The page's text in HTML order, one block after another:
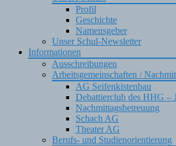
Profil
Geschichte
Namensgeber
Unser Schul-Newsletter
Informationen
Ausschreibungen
Arbeitsgemeinschaften /
AG Seifenkistenbau
Debattierclub des HHG –
Nachmittagsbetreuung
Schach AG
Theater AG
Berufs- und Studienorientierung